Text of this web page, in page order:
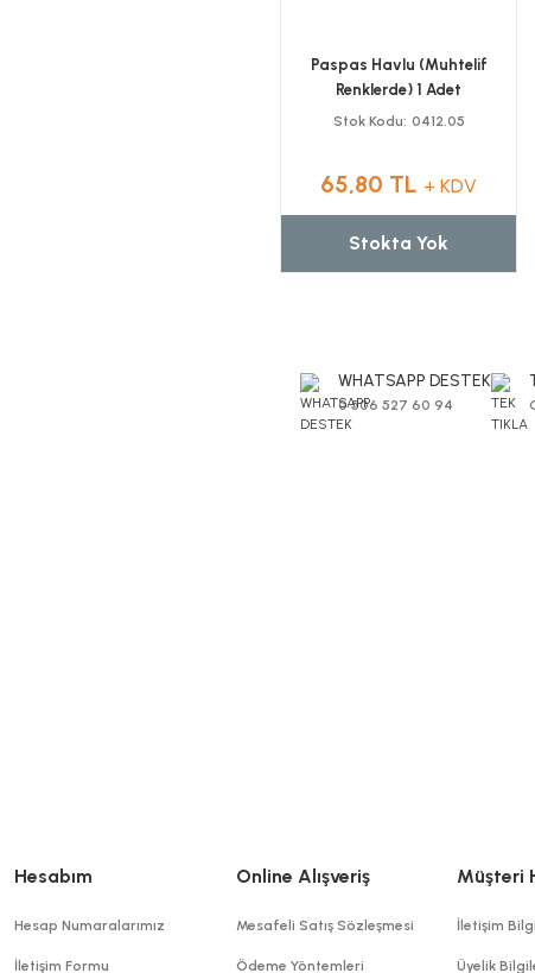
Paspas Havlu (Muhtelif
Renklerde) 1 Adet
Stok Kodu 0412.05
65,80 TL + KDV
Stokta Yok
WHATSAPP DESTEK
0 506 527 60 94
Hesabım
Hesap Numaralarımız
İletişim Formu
Online Alışveriş
Mesafeli Satış Sözleşmesi
Ödeme Yöntemleri
Müşteri
İletişim
Üyelik